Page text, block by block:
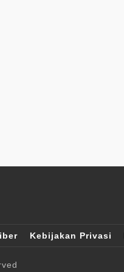
Kebijakan Privasi